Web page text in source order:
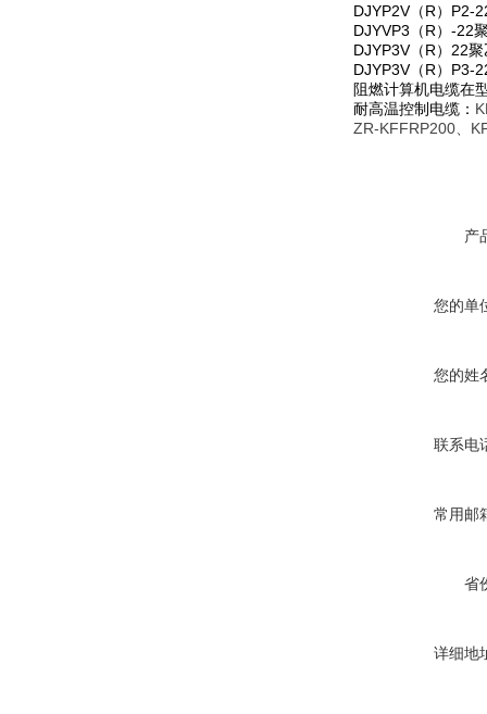
DJYP2V（R）P2-
DJYVP3（R）-22
DJYP3V（R）22
DJYP3V（R）P3-
阻燃计算机电缆在
耐高温控制电缆：
ZR-KFFRP200、
产
您的单
您的姓
联系电
常用邮
省
详细地